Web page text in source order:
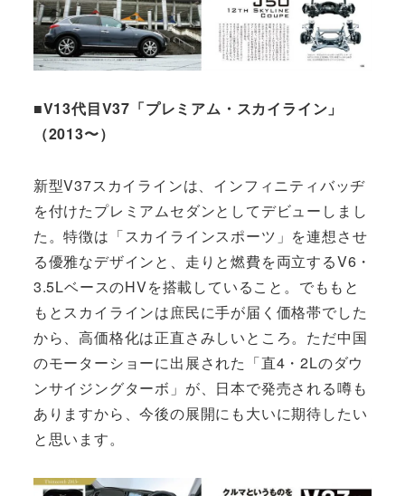
■V13代目V37「プレミアム・スカイライン」
（2013〜）
新型V37スカイラインは、インフィニティバッヂ
を付けたプレミアムセダンとしてデビューしまし
た。特徴は「スカイラインスポーツ」を連想させ
る優雅なデザインと、走りと燃費を両立するV6・
3.5LベースのHVを搭載していること。でももと
もとスカイラインは庶民に手が届く価格帯でした
から、高価格化は正直さみしいところ。ただ中国
のモーターショーに出展された「直4・2Lのダウ
ンサイジングターボ」が、日本で発売される噂も
ありますから、今後の展開にも大いに期待したい
と思います。